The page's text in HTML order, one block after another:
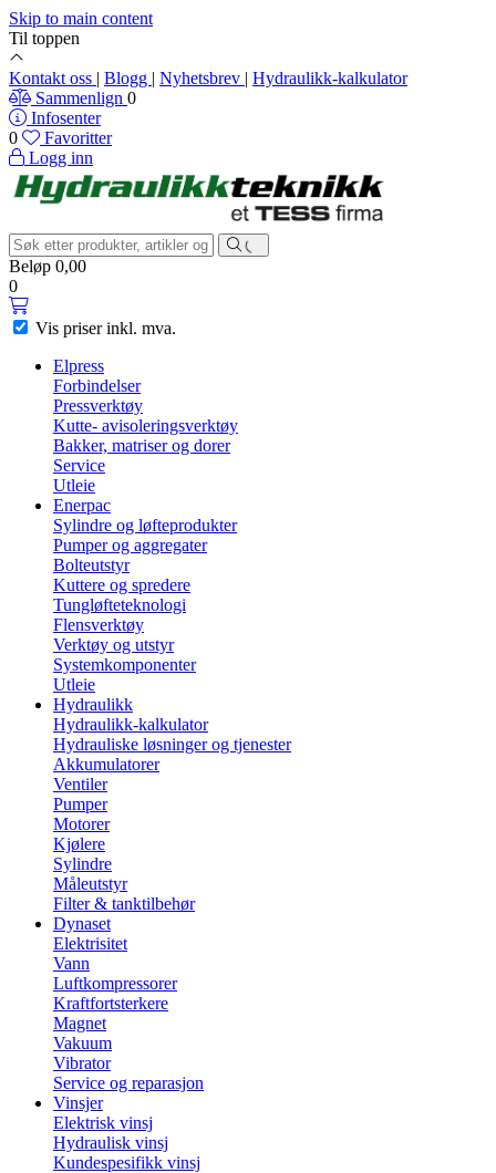
Skip to main content
Til toppen
Kontakt oss | Blogg | Nyhetsbrev | Hydraulikk-kalkulator
Sammenlign 0
Infosenter
0
Favoritter
Logg inn
Beløp 0,00
0
Vis priserinkl. mva.
Elpress
Forbindelser
Pressverktøy
Kutte- avisoleringsverktøy
Bakker, matriser og dorer
Service
Utleie
Enerpac
Sylindre og løfteprodukter
Pumper og aggregater
Bolteutstyr
Kuttere og spredere
Tungløfteteknologi
Flensverktøy
Verktøy og utstyr
Systemkomponenter
Utleie
Hydraulikk
Hydraulikk-kalkulator
Hydrauliske løsninger og tjenester
Akkumulatorer
Ventiler
Pumper
Motorer
Kjølere
Sylindre
Måleutstyr
Filter & tanktilbehør
Dynaset
Elektrisitet
Vann
Luftkompressorer
Kraftfortsterkere
Magnet
Vakuum
Vibrator
Service og reparasjon
Vinsjer
Elektrisk vinsj
Hydraulisk vinsj
Kundespesifikk vinsj